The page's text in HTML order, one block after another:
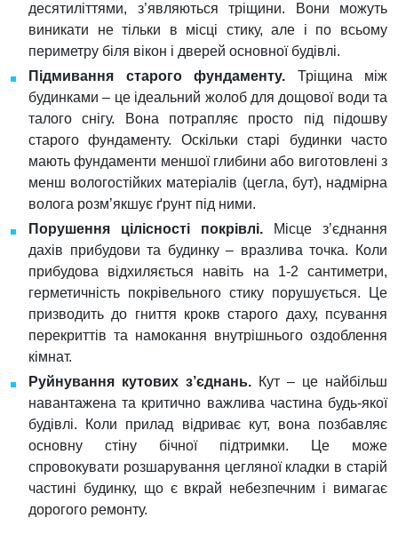
десятиліттями, з’являються тріщини. Вони можуть
виникати не тільки в місці стику, але і по всьому
периметру біля вікон і дверей основної будівлі.
Підмивання старого фундаменту. Тріщина між
будинками – це ідеальний жолоб для дощової води та
талого снігу. Вона потрапляє просто під підошву
старого фундаменту. Оскільки старі будинки часто
мають фундаменти меншої глибини або виготовлені з
менш вологостійких матеріалів (цегла, бут), надмірна
волога розм’якшує ґрунт під ними.
Порушення цілісності покрівлі.
Місце з’єднання
дахів прибудови та будинку – вразлива точка. Коли
прибудова відхиляється навіть на 1-2 сантиметри,
герметичність покрівельного стику порушується. Це
призводить до гниття крокв старого даху, псування
перекриттів та намокання внутрішнього оздоблення
кімнат.
Руйнування кутових з’єднань. Кут – це найбільш
навантажена та критично важлива частина будь-якої
будівлі. Коли прилад відриває кут, вона позбавляє
основну стіну бічної підтримки. Це може
спровокувати розшарування цегляної кладки в старій
частині будинку, що є вкрай небезпечним і вимагає
дорогого ремонту.
ЗАЛИШТЕ ВАШЕ ІМ’Я ТА
ТЕЛЕФОН МИ ВАМ
ПЕРЕДЗВОНИМО
Ваше ім’я та прізвище
Номер телефону
ЗАЛИШТЕ ВАШ EMAIL
МИ НАДІШЛЕМО ВАМ ГІД
ПО ОГЛЯДУ БУДІВЛІ
Email